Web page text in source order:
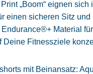
„Boom“ eignen
einen sicheren Sitz und
Material
Deine Fitnessziele
mit Beinansatz: